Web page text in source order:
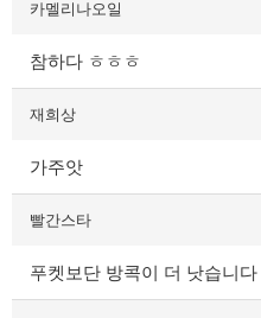
카멜리나오일
참하다 ㅎㅎㅎ
재희상
가주앗
빨간스타
푸켓보단 방콕이 더 낫습니다